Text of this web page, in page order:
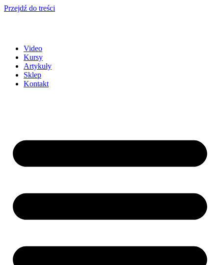
Przejdź do treści
Video
Kursy
Artykuły
Sklep
Kontakt